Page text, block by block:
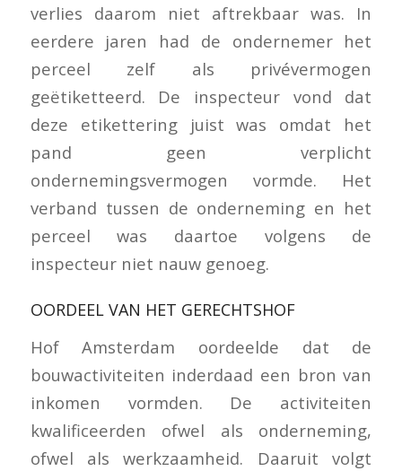
verlies daarom niet aftrekbaar was. In
eerdere jaren had de ondernemer het
perceel zelf als privévermogen
geëtiketteerd. De inspecteur vond dat
deze etikettering juist was omdat het
pand geen verplicht
ondernemingsvermogen vormde. Het
verband tussen de onderneming en het
perceel was daartoe volgens de
inspecteur niet nauw genoeg.
OORDEEL VAN HET GERECHTSHOF
Hof Amsterdam oordeelde dat de
bouwactiviteiten inderdaad een bron van
inkomen vormden. De activiteiten
kwalificeerden ofwel als onderneming,
ofwel als werkzaamheid. Daaruit volgt